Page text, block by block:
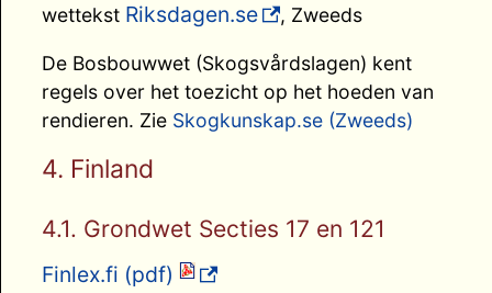
wettekst Riksdagen.se , Zweeds
De Bosbouwwet (Skogsvårdslagen) kent
regels over het toezicht op het hoeden van
rendieren. Zie Skogkunskap.se (Zweeds)
4. Finland
4.1. Grondwet Secties 17 en 121
Finlex.fi (pdf)